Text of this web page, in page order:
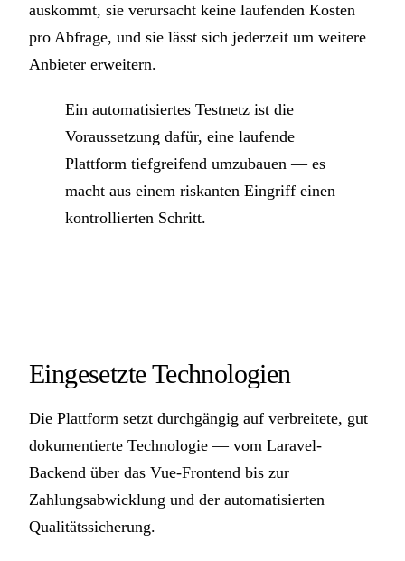
auskommt, sie verursacht keine laufenden Kosten
pro Abfrage, und sie lässt sich jederzeit um weitere
Anbieter erweitern.
Ein automatisiertes Testnetz ist die
Voraussetzung dafür, eine laufende
Plattform tiefgreifend umzubauen — es
macht aus einem riskanten Eingriff einen
kontrollierten Schritt.
Eingesetzte Technologien
Die Plattform setzt durchgängig auf verbreitete, gut
dokumentierte Technologie — vom Laravel-
Backend über das Vue-Frontend bis zur
Zahlungsabwicklung und der automatisierten
Qualitätssicherung.